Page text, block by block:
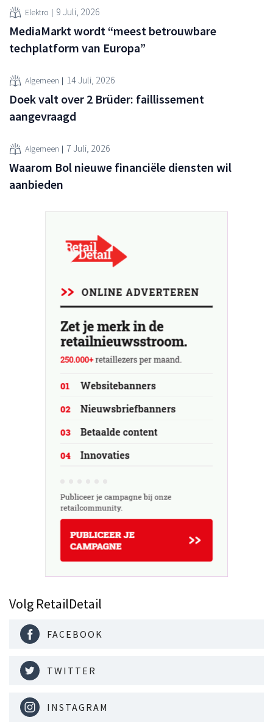
Elektro 9 Juli, 2026
MediaMarkt wordt “meest betrouwbare
techplatform van Europa”
Algemeen 14 Juli, 2026
Doek valt over 2 Brüder: faillissement
aangevraagd
Algemeen 7 Juli, 2026
Waarom Bol nieuwe financiële diensten wil
aanbieden
Volg RetailDetail
FACEBOOK
TWITTER
INSTAGRAM